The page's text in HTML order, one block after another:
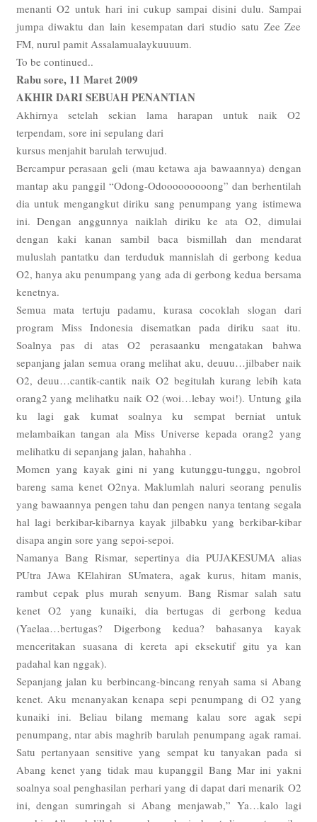
menanti O2 untuk hari ini cukup sampai disini dulu. Sampai
jumpa diwaktu dan lain kesempatan dari studio satu Zee Zee
FM, nurul pamit Assalamualaykuuuum.
To be continued..
Rabu sore, 11 Maret 2009
AKHIR DARI SEBUAH PENANTIAN
Akhirnya setelah sekian lama harapan untuk naik O2
terpendam, sore ini sepulang dari
kursus menjahit barulah terwujud.
Bercampur perasaan geli (mau ketawa aja bawaannya) dengan
mantap aku panggil “Odong-Odooooooooong” dan berhentilah
dia untuk mengangkut diriku sang penumpang yang istimewa
ini. Dengan anggunnya naiklah diriku ke ata O2, dimulai
dengan kaki kanan sambil baca bismillah dan mendarat
muluslah pantatku dan terduduk mannislah di gerbong kedua
O2, hanya aku penumpang yang ada di gerbong kedua bersama
kenetnya.
Semua mata tertuju padamu, kurasa cocoklah slogan dari
program Miss Indonesia disematkan pada diriku saat itu.
Soalnya pas di atas O2 perasaanku mengatakan bahwa
sepanjang jalan semua orang melihat aku, deuuu…jilbaber naik
O2, deuu…cantik-cantik naik O2 begitulah kurang lebih kata
orang2 yang melihatku naik O2 (woi…lebay woi!). Untung gila
ku lagi gak kumat soalnya ku sempat berniat untuk
melambaikan tangan ala Miss Universe kepada orang2 yang
melihatku di sepanjang jalan, hahahha .
Momen yang kayak gini ni yang kutunggu-tunggu, ngobrol
bareng sama kenet O2nya. Maklumlah naluri seorang penulis
yang bawaannya pengen tahu dan pengen nanya tentang segala
hal lagi berkibar-kibarnya kayak jilbabku yang berkibar-kibar
disapa angin sore yang sepoi-sepoi.
Namanya Bang Rismar, sepertinya dia PUJAKESUMA alias
PUtra JAwa KElahiran SUmatera, agak kurus, hitam manis,
rambut cepak plus murah senyum. Bang Rismar salah satu
kenet O2 yang kunaiki, dia bertugas di gerbong kedua
(Yaelaa…bertugas? Digerbong kedua? bahasanya kayak
menceritakan suasana di kereta api eksekutif gitu ya kan
padahal kan nggak).
Sepanjang jalan ku berbincang-bincang renyah sama si Abang
kenet. Aku menanyakan kenapa sepi penumpang di O2 yang
kunaiki ini. Beliau bilang memang kalau sore agak sepi
penumpang, ntar abis maghrib barulah penumpang agak ramai.
Satu pertanyaan sensitive yang sempat ku tanyakan pada si
Abang kenet yang tidak mau kupanggil Bang Mar ini yakni
soalnya soal penghasilan perhari yang di dapat dari menarik O2
ini, dengan sumringah si Abang menjawab,” Ya…kalo lagi